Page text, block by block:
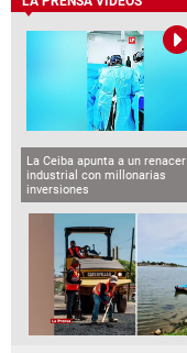
La Ceiba apunta a un renacer
industrial con millonarias
inversiones